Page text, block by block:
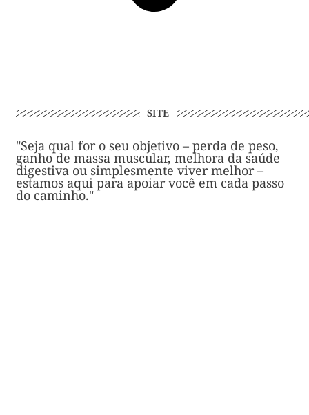
SITE
"Seja qual for o seu objetivo – perda de peso,
ganho de massa muscular, melhora da saúde
digestiva ou simplesmente viver melhor –
estamos aqui para apoiar você em cada passo
do caminho."